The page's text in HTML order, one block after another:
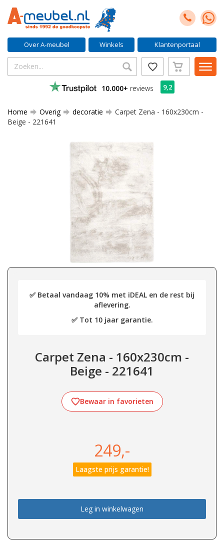
Over A-meubel Winkels Klantenportaal
10.000+ reviews 9,2
Home Overig decoratie
Carpet Zena - 160x230cm -
Beige - 221641
✅ Betaal vandaag 10% met iDEAL en de rest bij
aflevering.
✅ Tot 10 jaar garantie.
Carpet Zena - 160x230cm -
Beige - 221641
Bewaar in favorieten
249,-
Laagste prijs garantie!
Leg in winkelwagen